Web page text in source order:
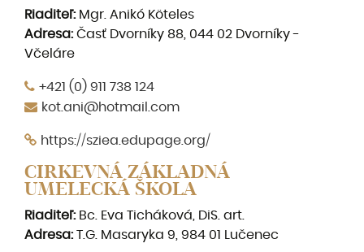
Riaditeľ: Mgr. Anikó Köteles
Adresa: Časť Dvorníky 88, 044 02 Dvorníky -
Včeláre
+421 (0) 911 738 124
kot.ani@hotmail.com
https://sziea.edupage.org/
CIRKEVNÁ ZÁKLADNÁ
UMELECKÁ ŠKOLA
Riaditeľ: Bc. Eva Ticháková, DiS. art.
Adresa: T.G. Masaryka 9, 984 01 Lučenec